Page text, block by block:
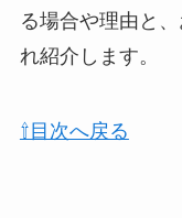
る場合や理由と
れ紹介します。
⇧目次へ戻る